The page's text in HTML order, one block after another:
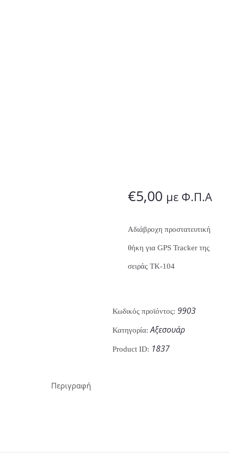
€5,00 με Φ.Π.Α
Αδιάβροχη προστατευτική
θήκη για GPS Tracker της
σειράς TK-104
Κωδικός προϊόντος: 9903
Κατηγορία:Αξεσουάρ
Product ID: 1837
Περιγραφή